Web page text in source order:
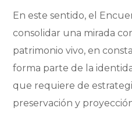
En este sentido, el
consolidar una mirada
patrimonio vivo, en
forma parte de la
que requiere de
preservación y